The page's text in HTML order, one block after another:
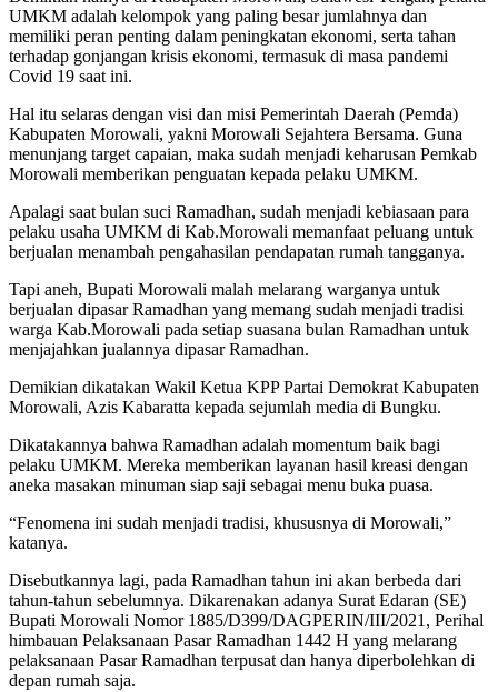
UMKM adalah kelompok yang paling besar jumlahnya dan
memiliki peran penting dalam peningkatan ekonomi, serta tahan
terhadap gonjangan krisis ekonomi, termasuk di masa pandemi
Covid 19 saat ini.
Hal itu selaras dengan visi dan misi Pemerintah Daerah (Pemda)
Kabupaten Morowali, yakni Morowali Sejahtera Bersama. Guna
menunjang target capaian, maka sudah menjadi keharusan Pemkab
Morowali memberikan penguatan kepada pelaku UMKM.
Apalagi saat bulan suci Ramadhan, sudah menjadi kebiasaan para
pelaku usaha UMKM di Kab.Morowali memanfaat peluang untuk
berjualan menambah pengahasilan pendapatan rumah tangganya.
Tapi aneh, Bupati Morowali malah melarang warganya untuk
berjualan dipasar Ramadhan yang memang sudah menjadi tradisi
warga Kab.Morowali pada setiap suasana bulan Ramadhan untuk
menjajahkan jualannya dipasar Ramadhan.
Demikian dikatakan Wakil Ketua KPP Partai Demokrat Kabupaten
Morowali, Azis Kabaratta kepada sejumlah media di Bungku.
Dikatakannya bahwa Ramadhan adalah momentum baik bagi
pelaku UMKM. Mereka memberikan layanan hasil kreasi dengan
aneka masakan minuman siap saji sebagai menu buka puasa.
“Fenomena ini sudah menjadi tradisi, khususnya di Morowali,”
katanya.
Disebutkannya lagi, pada Ramadhan tahun ini akan berbeda dari
tahun-tahun sebelumnya. Dikarenakan adanya Surat Edaran (SE)
Bupati Morowali Nomor 1885/D399/DAGPERIN/III/2021, Perihal
himbauan Pelaksanaan Pasar Ramadhan 1442 H yang melarang
pelaksanaan Pasar Ramadhan terpusat dan hanya diperbolehkan di
depan rumah saja.